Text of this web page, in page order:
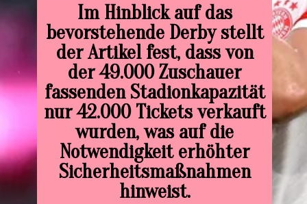
Im Hinblick auf das
bevorstehende Derby stellt
der Artikel fest, dass von
der 49.000 Zuschauer
fassenden Stadionkapazität
nur 42.000 Tickets verkauft
wurden, was auf die
Notwendigkeit erhöhter
Sicherheitsmaßnahmen
hinweist.